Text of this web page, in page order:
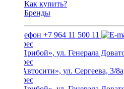
Как купить?
Бренды
+7 964 11 500 11
ТЦ «Прибой», ул. Генерала
ТЦ «Автосити», ул. Сергеева, 3/